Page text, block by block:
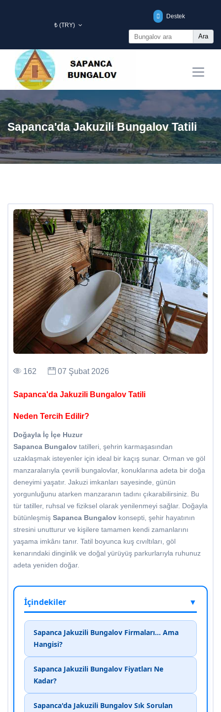
₺ (TRY)
Destek
Ara
Sapanca'da Jakuzili Bungalov Tatili
162 07 Şubat 2026
Sapanca'da Jakuzili Bungalov Tatili
Neden Tercih Edilir?
Doğayla İç İçe Huzur
Sapanca Bungalov tatilleri, şehrin karmaşasından
uzaklaşmak isteyenler için ideal bir kaçış sunar. Orman ve göl
manzaralarıyla çevrili bungalovlar, konuklarına adeta bir doğa
deneyimi yaşatır. Jakuzi imkanları sayesinde, günün
yorgunluğunu atarken manzaranın tadını çıkarabilirsiniz. Bu
tür tatiller, ruhsal ve fiziksel olarak yenilenmeyi sağlar. Doğayla
bütünleşmiş Sapanca Bungalov konsepti, şehir hayatının
stresini unutturur ve kişilere tamamen kendi zamanlarını
yaşama imkânı tanır. Tatil boyunca kuş cıvıltıları, göl
kenarındaki dinginlik ve doğal yürüyüş parkurlarıyla ruhunuz
adeta yeniden doğar.
İçindekiler ▼
Sapanca Jakuzili Bungalov Firmaları... Ama
Hangisi?
Sapanca Jakuzili Bungalov Fiyatları Ne
Kadar?
Sapanca'da Jakuzili Bungalov Sık Sorulan